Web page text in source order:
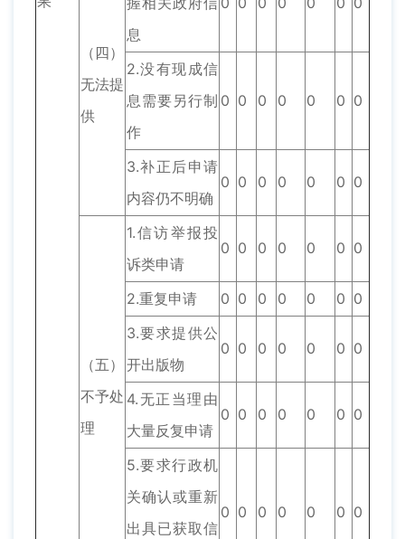
（四）
无法提
供
息
2.没有现成信
息需要另行制
作
0 0 0 0 0 0 0
3.补正后申请
内容仍不明确
0 0 0 0 0 0 0
（五）
不予处
理
1.信访举报投
诉类申请
0 0 0 0 0 0 0
2.重复申请 0 0 0 0 0 0 0
3.要求提供公
开出版物
0 0 0 0 0 0 0
4.无正当理由
大量反复申请
0 0 0 0 0 0 0
5.要求行政机
关确认或重新
出具已获取信
0 0 0 0 0 0 0